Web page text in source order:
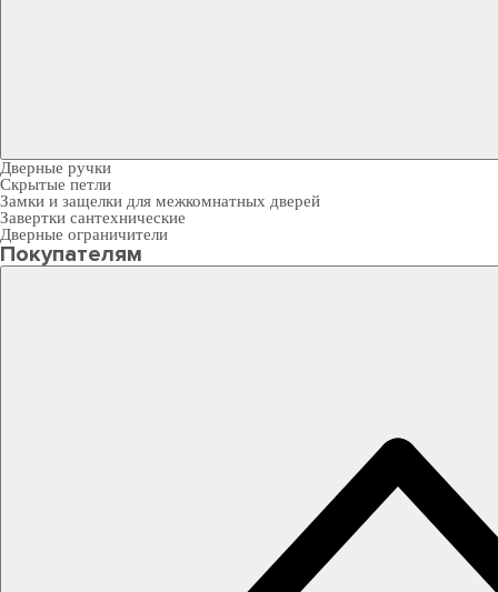
Дверные ручки
Скрытые петли
Замки и защелки для межкомнатных дверей
Завертки сантехнические
Дверные ограничители
Покупателям